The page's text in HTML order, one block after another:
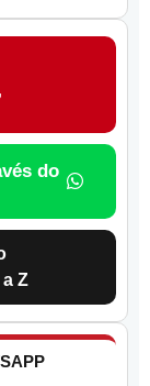
do
Z